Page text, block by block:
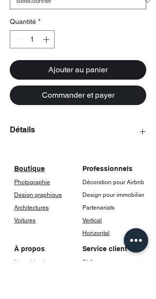
Quantité *
Ajouter au panier
Commander et payer
Détails
Boutique Professionnels
Photographie
Décoration pour Airbnb
Design graphique
Design pour immobilier
Architectures
Partenariats
Voitures
Vertical
Horizontal
À propos Service client
Notre histoire
FAQ